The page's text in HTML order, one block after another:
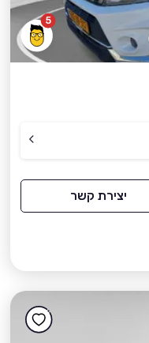
5
יצירת קשר